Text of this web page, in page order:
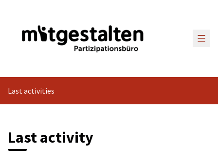
Main
Last activities
Last activity